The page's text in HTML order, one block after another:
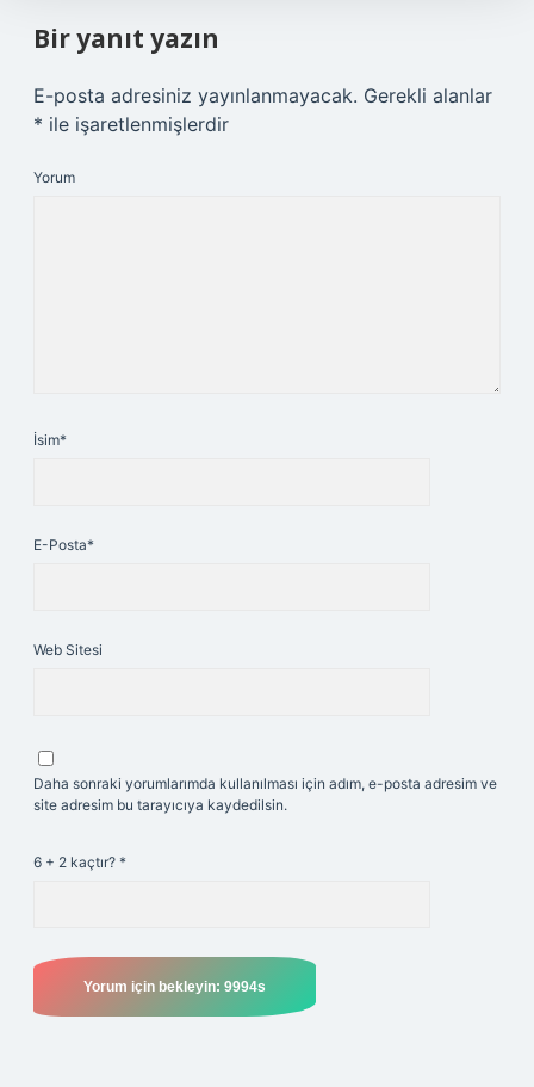
Bir yanıt yazın
E-posta adresiniz yayınlanmayacak. Gerekli alanlar
* ile işaretlenmişlerdir
Yorum
İsim*
E-Posta*
Web Sitesi
Daha sonraki yorumlarımda kullanılması için adım, e-posta adresim ve
site adresim bu tarayıcıya kaydedilsin.
6 + 2 kaçtır? *